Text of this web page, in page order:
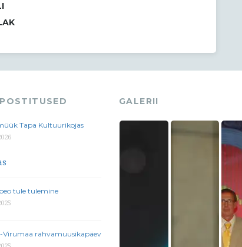
Tapa Kultuurikojas
tule tulemine
Virumaa rahvamuusikapäev
GALERII